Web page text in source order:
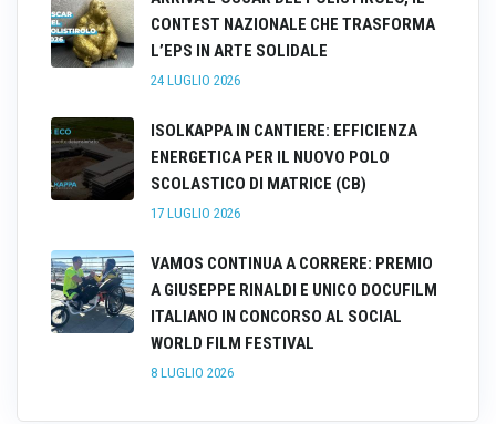
CONTEST NAZIONALE CHE TRASFORMA
L’EPS IN ARTE SOLIDALE
24 LUGLIO 2026
ISOLKAPPA IN CANTIERE: EFFICIENZA
ENERGETICA PER IL NUOVO POLO
SCOLASTICO DI MATRICE (CB)
17 LUGLIO 2026
VAMOS CONTINUA A CORRERE: PREMIO
A GIUSEPPE RINALDI E UNICO DOCUFILM
ITALIANO IN CONCORSO AL SOCIAL
WORLD FILM FESTIVAL
8 LUGLIO 2026